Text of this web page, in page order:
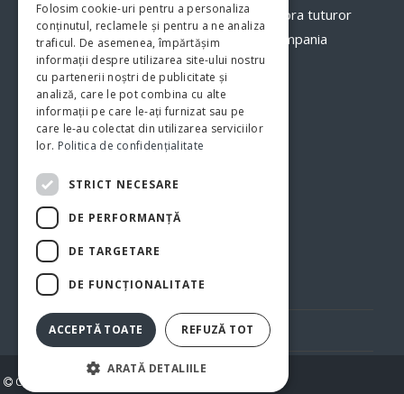
veți avea o imagine clară, în timp real asupra tuturor
proceselor şi fluxurilor de activităţi din compania
dumneavoastră.www.clarvision.ro
Str.Nicolae Titulescu 6, Bistrita
Tel. 0040-744-772139
Politica de confidentialitate
Politica cookie
Copyright 2026 BUSINESS PARK BISTRIȚA SUD
Folosim cookie-uri pentru a personaliza
conținutul, reclamele și pentru a ne analiza
traficul. De asemenea, împărtășim
informații despre utilizarea site-ului nostru
cu partenerii noștri de publicitate și
analiză, care le pot combina cu alte
informații pe care le-ați furnizat sau pe
care le-au colectat din utilizarea serviciilor
lor. Politica de confidențialitate
STRICT NECESARE
DE PERFORMANȚĂ
DE TARGETARE
DE FUNCŢIONALITATE
ACCEPTĂ TOATE REFUZĂ TOT
ARATĂ DETALIILE